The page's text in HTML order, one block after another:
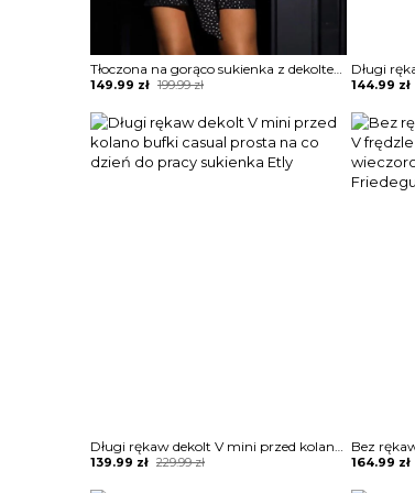
Tłoczona na gorąco sukienka z dekoltem v rękawami latarniowymi Autumn
199.99zł
Original
was:
199.99 zł.
149.99 zł
Current
is:
149.99 zł.
Original
was:
259.99 zł.
144.99 zł
Current
is:
144.99 zł.
Długi rękaw dekolt V mini przed kolano bufki casual prosta na co dzień do pracy sukienka Etly
229.99zł
Original
139.99 zł
Current
Original
164.99 zł
Current